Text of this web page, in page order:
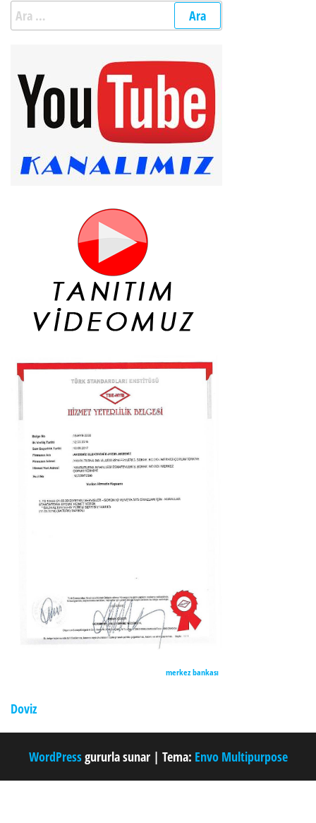
Arama:
merkez bankası
Doviz
WordPressgururla sunar | Tema: Envo Multipurpose